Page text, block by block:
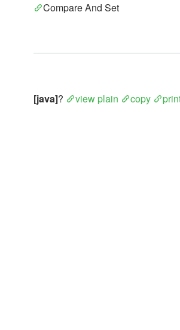
Compare And Set
[java]? view plain copy